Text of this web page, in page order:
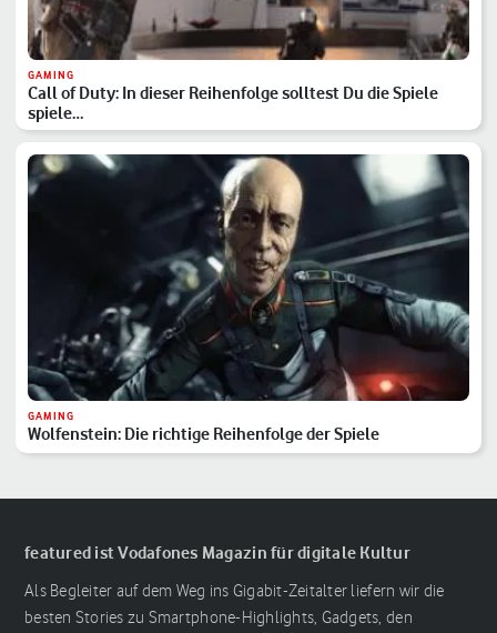
GAMING
Call of Duty: In dieser Reihenfolge solltest Du die Spiele
spiele…
GAMING
Wolfenstein: Die richtige Reihenfolge der Spiele
featured ist Vodafones Magazin für digitale Kultur
Als Begleiter auf dem Weg ins Gigabit-Zeitalter liefern wir die
besten Stories zu Smartphone-Highlights, Gadgets, den